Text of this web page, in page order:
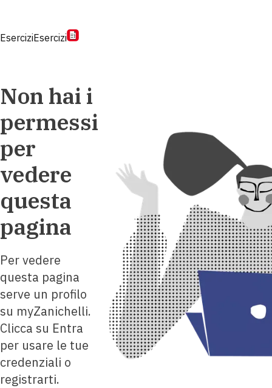
EserciziEsercizi
Non hai i
permessi
per
vedere
questa
pagina
Per vedere
questa pagina
serve un profilo
su myZanichelli.
Clicca su Entra
per usare le tue
credenziali o
registrarti.